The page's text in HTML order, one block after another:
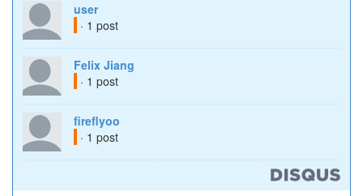
user
· 1 post
Felix Jiang
· 1 post
fireflyoo
· 1 post